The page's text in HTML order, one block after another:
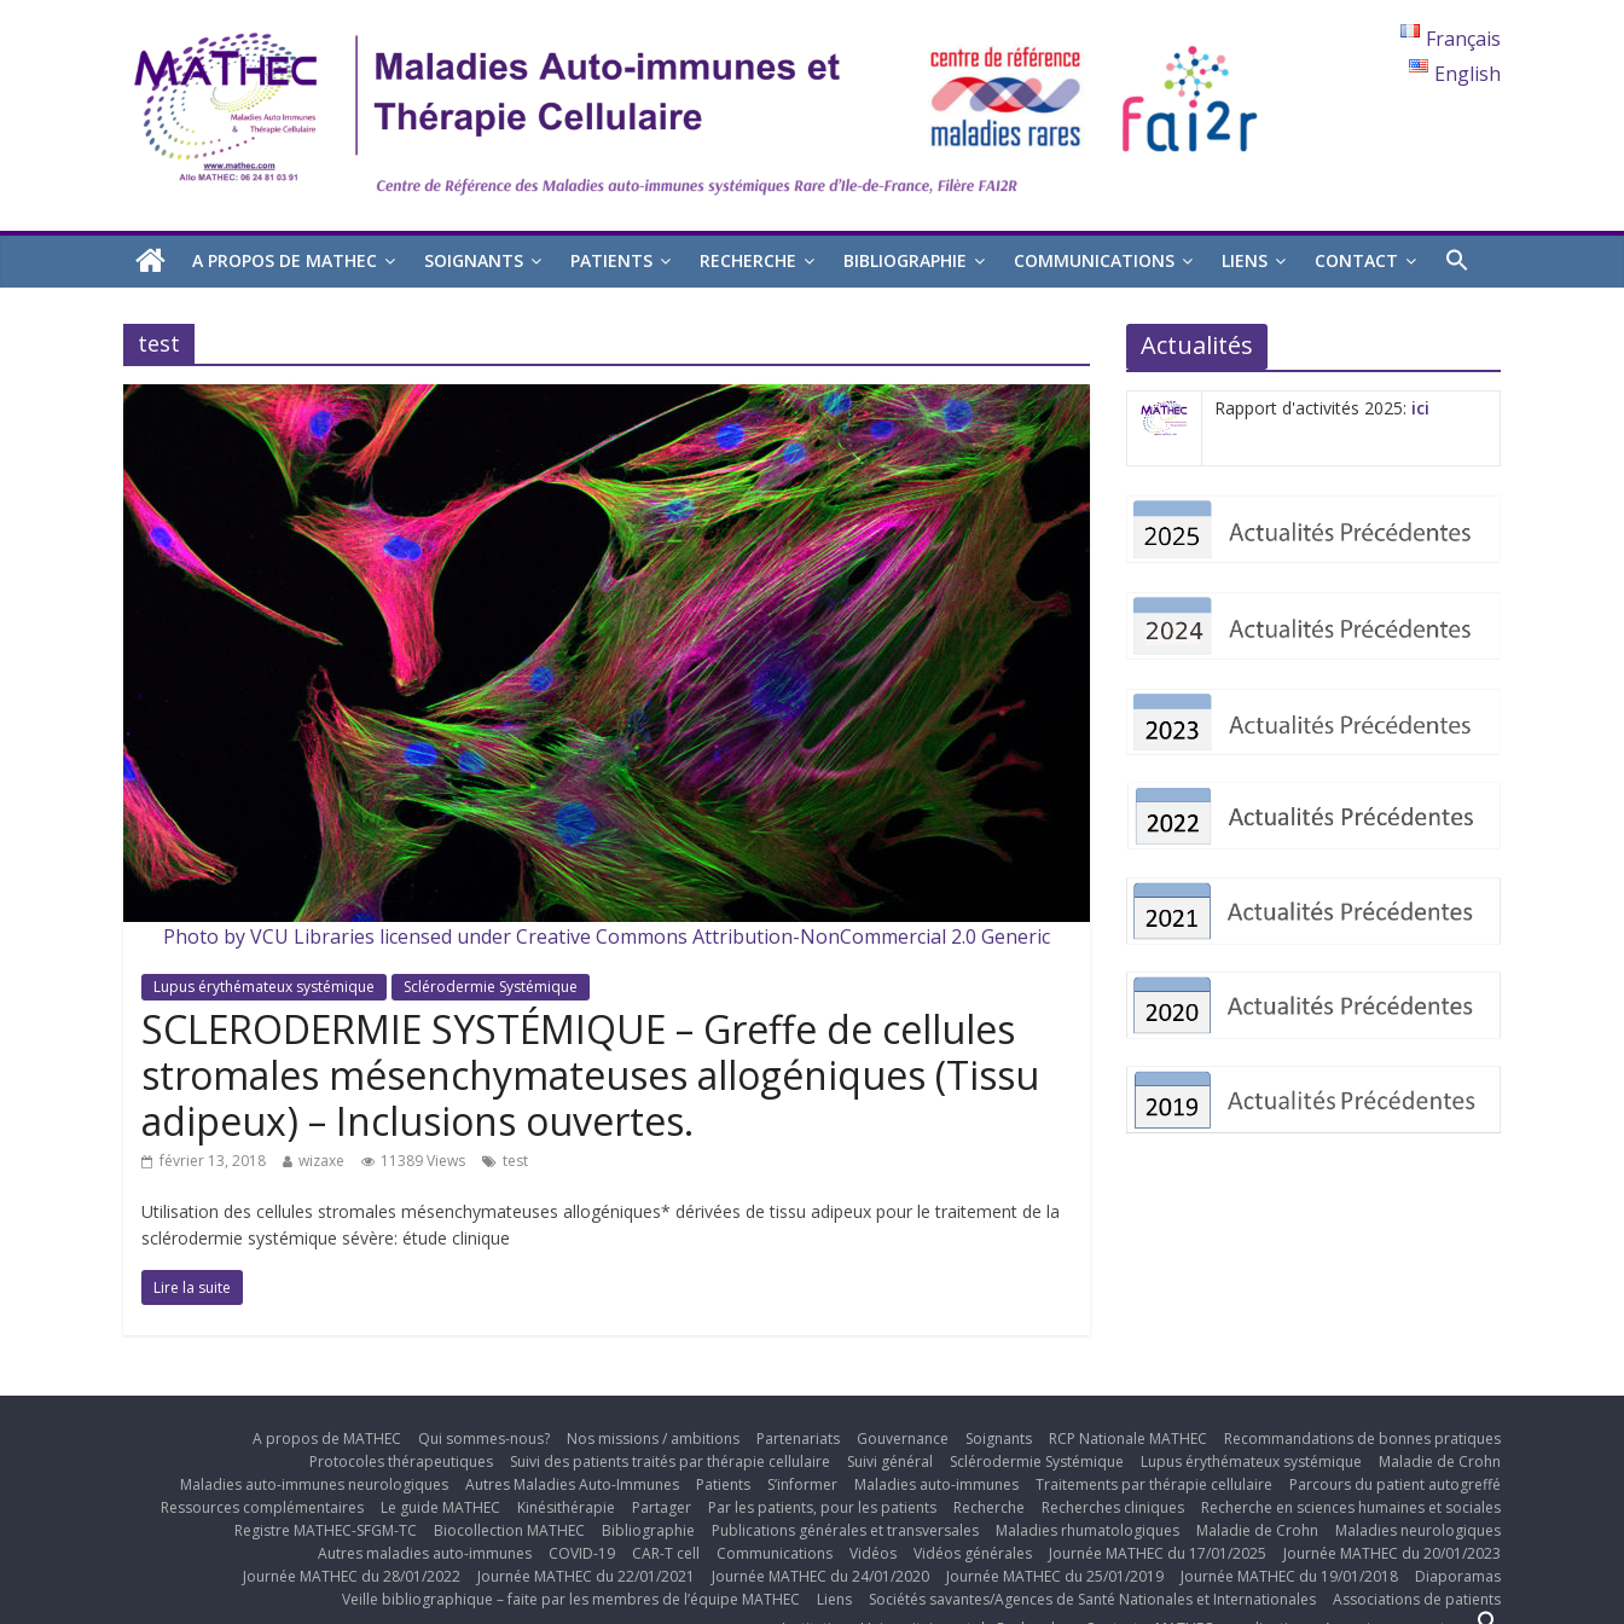
Français
English
A PROPOS DE MATHEC SOIGNANTS PATIENTS RECHERCHE BIBLIOGRAPHIE COMMUNICATIONS LIENS CONTACT
test
Photo by VCU Libraries licensed under Creative Commons Attribution-NonCommercial 2.0 Generic
Lupus érythémateux systémique Sclérodermie Systémique
SCLERODERMIE SYSTÉMIQUE – Greffe de cellules
stromales mésenchymateuses allogéniques (Tissu
adipeux) – Inclusions ouvertes.
février 13, 2018 wizaxe 11389 Views test
Utilisation des cellules stromales mésenchymateuses allogéniques* dérivées de tissu adipeux pour le traitement de la
sclérodermie systémique sévère: étude clinique
Lire la suite
Actualités
Rapport d'activités 2025: ici
A propos de MATHEC Qui sommes-nous? Nos missions / ambitions Partenariats Gouvernance Soignants RCP Nationale MATHEC
Recommandations de bonnes pratiques
Protocoles thérapeutiques
Suivi des patients traités par thérapie cellulaire Suivi général Sclérodermie Systémique Lupus érythémateux systémique
Maladie de Crohn
Maladies auto-immunes neurologiques
Autres Maladies Auto-Immunes Patients S’informer Maladies auto-immunes Traitements par thérapie cellulaire
Parcours du patient autogreffé
Ressources complémentaires
Le guide MATHEC Kinésithérapie Partager Par les patients, pour les patients Recherche Recherches cliniques
Recherche en sciences humaines et sociales
Registre MATHEC-SFGM-TC
Biocollection MATHEC Bibliographie Publications générales et transversales Maladies rhumatologiques Maladie de Crohn
Maladies neurologiques
Autres maladies auto-immunes
COVID-19 CAR-T cell Communications Vidéos Vidéos générales Journée MATHEC du 17/01/2025
Journée MATHEC du 20/01/2023
Journée MATHEC du 28/01/2022
Journée MATHEC du 22/01/2021 Journée MATHEC du 24/01/2020 Journée MATHEC du 25/01/2019 Journée MATHEC du 19/01/2018
Diaporamas
Veille bibliographique – faite par les membres de l’équipe MATHEC
Liens Sociétés savantes/Agences de Santé Nationales et Internationales
Associations de patients